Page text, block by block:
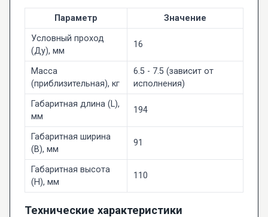
Параметр
Значение
Условный проход
(Ду), мм
16
Масса
(приблизительная), кг
6.5 - 7.5 (зависит от
исполнения)
Габаритная длина (L),
мм
194
Габаритная ширина
(B), мм
91
Габаритная высота
(H), мм
110
Технические характеристики